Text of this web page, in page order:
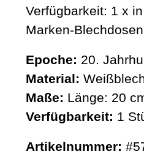
Verfügbarkeit: 1 x
Marken-
Epoche: 20.
Material:
Maße: Länge: 20
Verfügbarkeit: 1
Artikelnummer: